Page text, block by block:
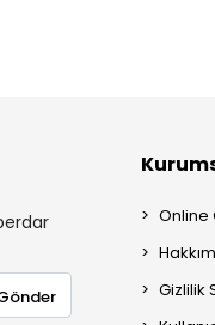
Online
Gizlilik